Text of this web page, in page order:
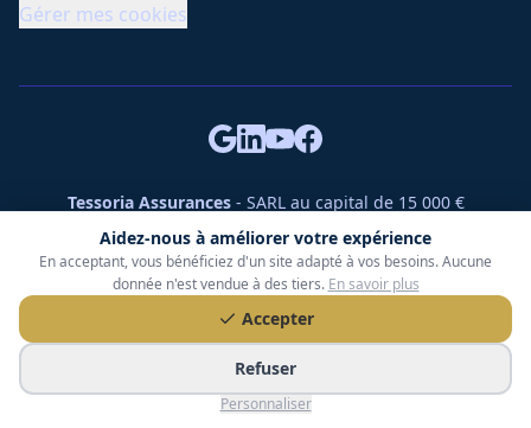
Aidez-nous à améliorer votre expérience
En acceptant, vous bénéficiez d'un site adapté à vos besoins. Aucune
donnée n'est vendue à des tiers. En savoir plus
Accepter
Refuser
Personnaliser
Gérer mes cookies
Tessoria Assurances- SARL au capital de 15 000 €
ORIAS n° 25007309 - RCS 990 206 179 - Membre du réseau
360 Courtage
RC Pro : Klarity - Contrat n° CCOUK000785
49 chemin des Gardettes Sine, 06570 Saint-Paul-de-Vence
© Tessoria Assurances. Tous droits réservés.